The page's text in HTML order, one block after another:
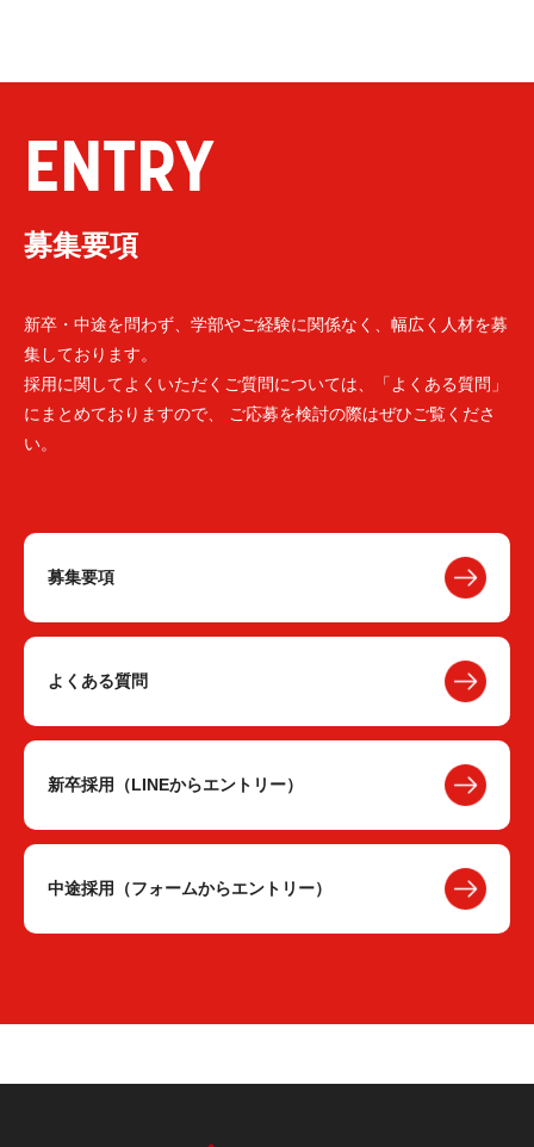
ENTRY
募集要項
新卒・中途を問わず、学部やご経験に関係なく、幅広く人材を募
集しております。
採用に関してよくいただくご質問については、「よくある質問」
にまとめておりますので、 ご応募を検討の際はぜひご覧くださ
い。
募集要項
よくある質問
新卒採用（LINEからエントリー）
中途採用（フォームからエントリー）